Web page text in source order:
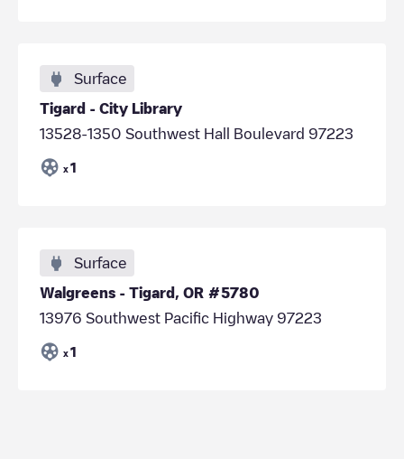
Surface
Tigard - City Library
13528-1350 Southwest Hall Boulevard 97223
x 1
Surface
Walgreens - Tigard, OR #5780
13976 Southwest Pacific Highway 97223
x 1